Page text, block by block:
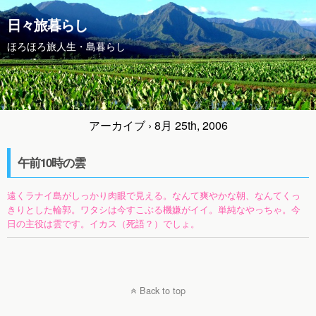
日々旅暮らし
ほろほろ旅人生・島暮らし
アーカイブ › 8月 25th, 2006
午前10時の雲
遠くラナイ島がしっかり肉眼で見える。なんて爽やかな朝、なんてくっ
きりとした輪郭。ワタシは今すこぶる機嫌がイイ。単純なやっちゃ。今
日の主役は雲です。イカス（死語？）でしょ。
Back to top